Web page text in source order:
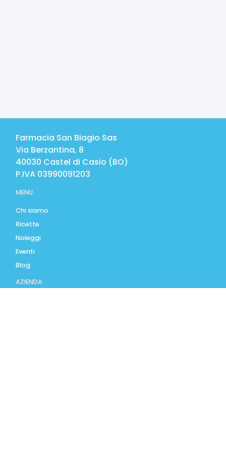
Farmacia San Biagio Sas
Via Berzantina, 8
40030 Castel di Casio (BO)
P.IVA 03990091203
MENU
Chi siamo
Ricette
Noleggi
Eventi
Blog
AZIENDA